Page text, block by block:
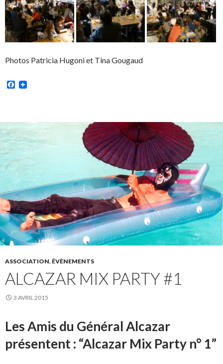
Photos Patricia Hugoni et Tina Gougaud
Facebook
ASSOCIATION, ÉVÈNEMENTS
ALCAZAR MIX PARTY #1
3 AVRIL 2015
Les Amis du Général Alcazar
présentent : “Alcazar Mix Party n° 1”